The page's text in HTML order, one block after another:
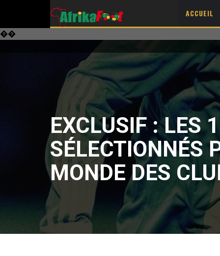
ACCUEIL
��
EXCLUSIF : LES
SÉLECTIONNÉS
MONDE DES